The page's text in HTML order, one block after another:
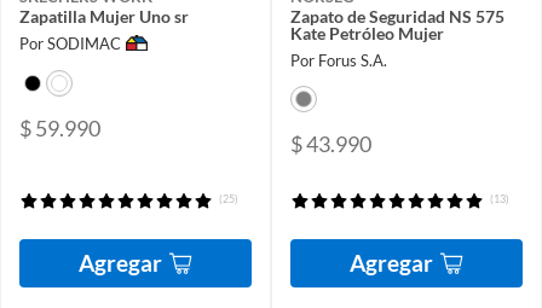
Zapatilla Mujer Uno sr
Por SODIMAC
$ 59.990
(25)
Agregar
Zapato de Seguridad NS 575
Kate Petróleo Mujer
Por Forus S.A.
$ 43.990
(13)
Agregar